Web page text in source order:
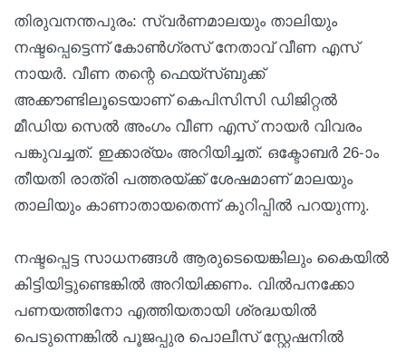
തിരുവനന്തപുരം: സ്വര്‍ണമാലയും താലിയും
നഷ്ടപ്പെട്ടെന്ന് കോണ്‍ഗ്രസ് നേതാവ് വീണ എസ്
നായര്‍. വീണ തന്റെ ഫെയ്സ്ബുക്ക്
അക്കൗണ്ടിലൂടെയാണ് കെപിസിസി ഡിജിറ്റല്‍
മീഡിയ സെല്‍ അംഗം വീണ എസ് നായര്‍ വിവരം
പങ്കുവച്ചത്. ഇക്കാര്യം അറിയിച്ചത്. ഒക്ടോബര്‍ 26-ാം
തീയതി രാത്രി പത്തരയ്ക്ക് ശേഷമാണ് മാലയും
താലിയും കാണാതായതെന്ന് കുറിപ്പില്‍ പറയുന്നു.
നഷ്ടപ്പെട്ട സാധനങ്ങള്‍ ആരുടെയെങ്കിലും കൈയില്‍
കിട്ടിയിട്ടുണ്ടെങ്കില്‍ അറിയിക്കണം. വില്‍പനക്കോ
പണയത്തിനോ എത്തിയതായി ശ്രദ്ധയില്‍
പെടുന്നെങ്കില്‍ പൂജപ്പുര പൊലീസ് സ്റ്റേഷനില്‍